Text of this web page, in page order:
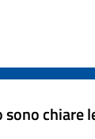
sono chiare